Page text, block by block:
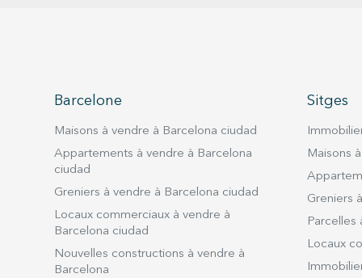
Barcelone
Maisons à vendre à Barcelona ciudad
Appartements à vendre à Barcelona
ciudad
Greniers à vendre à Barcelona ciudad
Locaux commerciaux à vendre à
Barcelona ciudad
Nouvelles constructions à vendre à
Barcelona
Sitges
Maisons
Greniers
Parcelles
Locaux